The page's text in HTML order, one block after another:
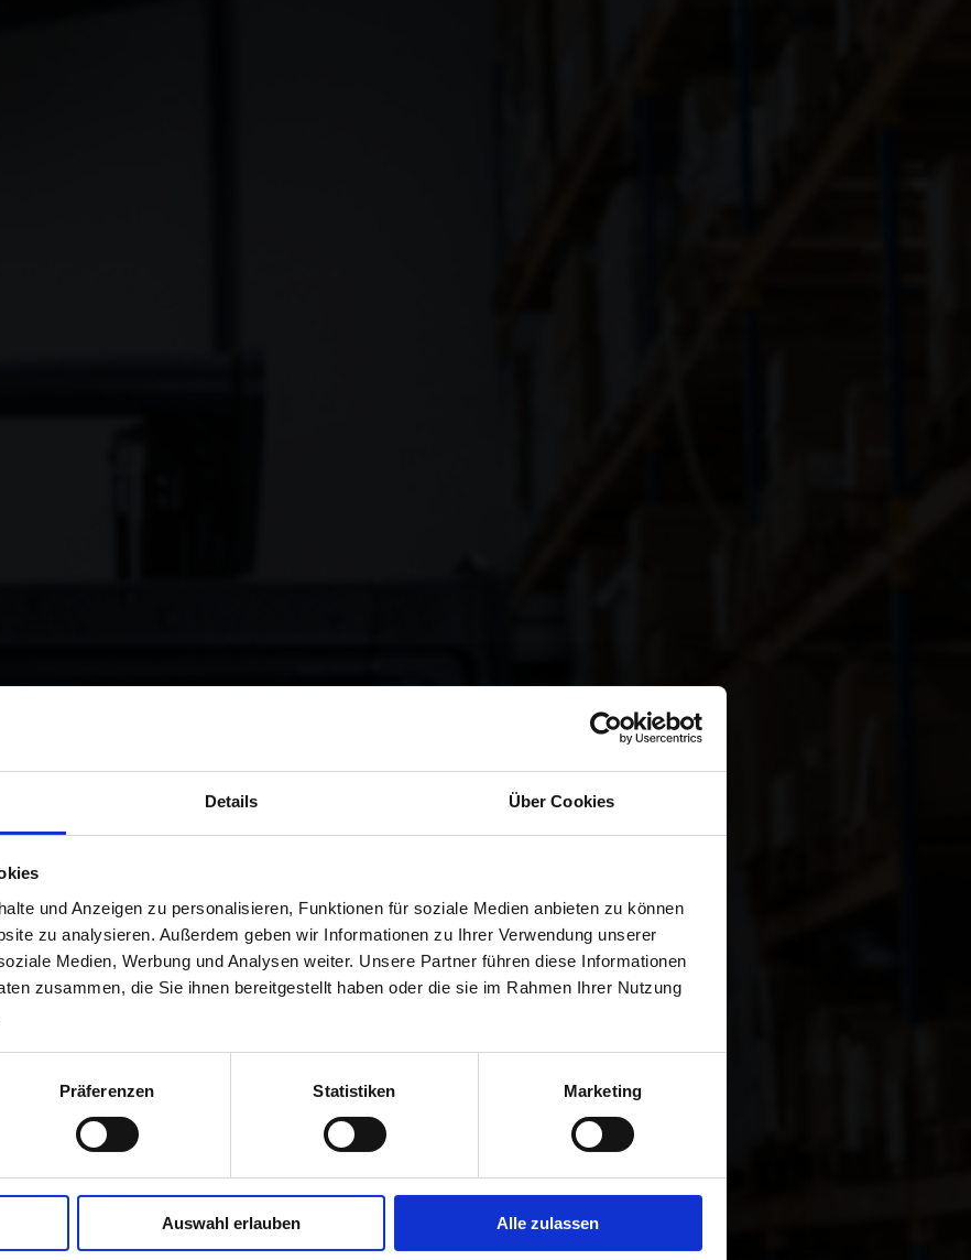
Details Über Cookies
und Anzeigen zu personalisieren, Funktionen für soziale Medien anbieten zu können
zu analysieren. Außerdem geben wir Informationen zu Ihrer Verwendung unserer
Medien, Werbung und Analysen weiter. Unsere Partner führen diese Informationen
zusammen, die Sie ihnen bereitgestellt haben oder die sie im Rahmen Ihrer Nutzung
Präferenzen Statistiken Marketing
Auswahl erlauben Alle zulassen
ALTA
retos operativos y aprovechar la temporada